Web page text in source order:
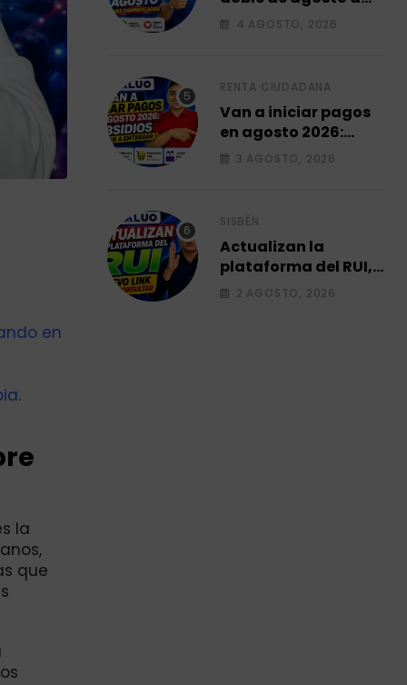
en
la
que
familias
4 AGOSTO, 2026
RENTA CIUDADANA
Van a iniciar pagos
en agosto 2026:
subsidios que van a
3 AGOSTO, 2026
SISBÉN
Actualizan la
plataforma del RUI,
Link para consultar
2 AGOSTO, 2026